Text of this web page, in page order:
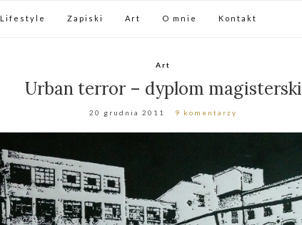
Lifestyle Zapiski Art O mnie Kontakt
Art
Urban terror – dyplom magisterski
20 grudnia 2011 9 komentarzy